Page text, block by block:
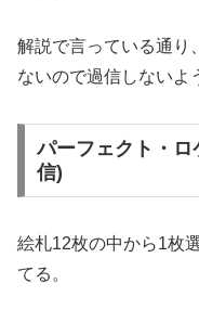
解説で言っている通り
ないので過信しないよ
パーフェクト・
信)
絵札12枚の中から1枚
てる。